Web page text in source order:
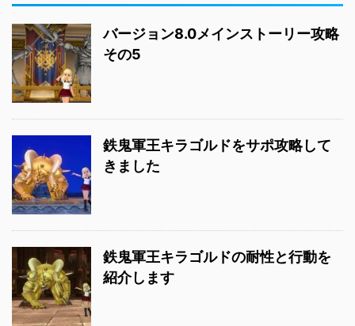
バージョン8.0メインストーリー攻略
その5
鉄鬼軍王キラゴルドをサポ攻略して
きました
鉄鬼軍王キラゴルドの耐性と行動を
紹介します